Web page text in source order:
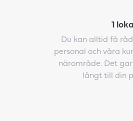
1
Du kan alltid få
personal och våra
närområde. Det
långt till din